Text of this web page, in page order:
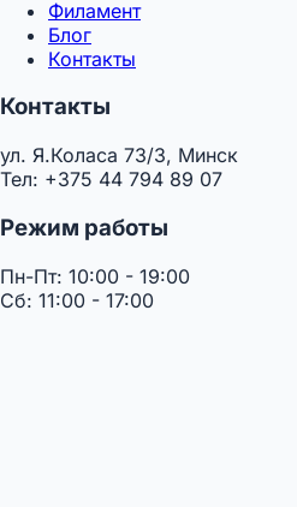
Филамент
Блог
Контакты
Контакты
ул. Я.Коласа 73/3, Минск
Тел: +375 44 794 89 07
Режим работы
Пн-Пт: 10:00 - 19:00
Сб: 11:00 - 17:00